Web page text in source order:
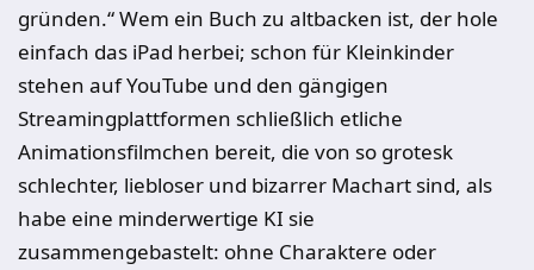
gründen.“ Wem ein Buch zu altbacken ist, der hole
einfach das iPad herbei; schon für Kleinkinder
stehen auf YouTube und den gängigen
Streamingplattformen schließlich etliche
Animationsfilmchen bereit, die von so grotesk
schlechter, liebloser und bizarrer Machart sind, als
habe eine minderwertige KI sie
zusammengebastelt: ohne Charaktere oder